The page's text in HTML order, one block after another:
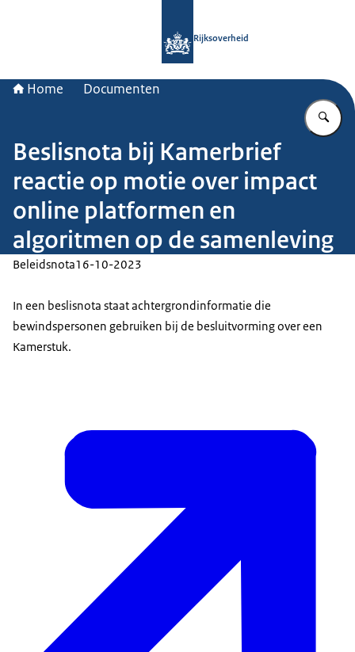
Rijksoverheid
Home Documenten
Beslisnota bij Kamerbrief
reactie op motie over impact
online platformen en
algoritmen op de samenleving
Beleidsnota16-10-2023
In een beslisnota staat achtergrondinformatie die
bewindspersonen gebruiken bij de besluitvorming over een
Kamerstuk.